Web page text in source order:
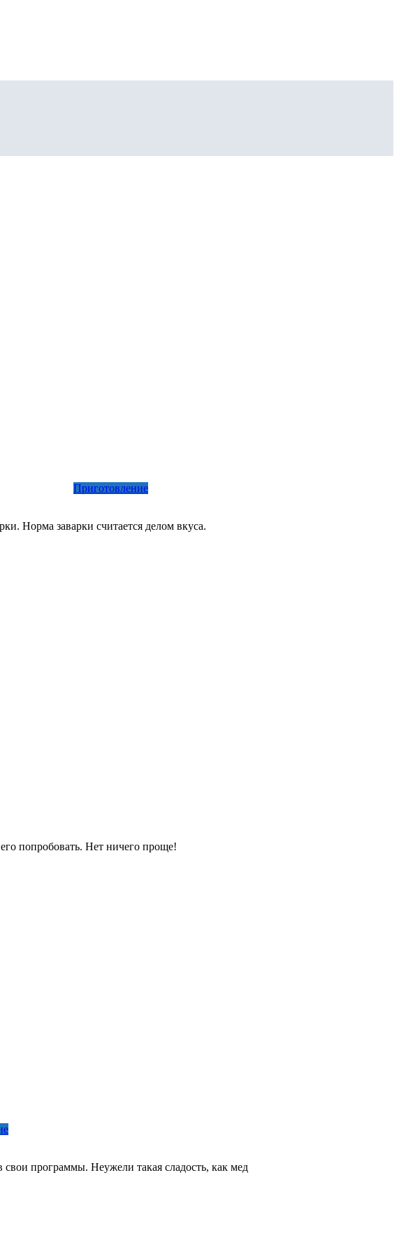
Приготовление
Норма заварки считается делом вкуса.
попробовать. Нет ничего проще!
программы. Неужели такая сладость, как мед